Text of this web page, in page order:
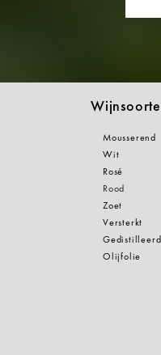
Mousserend
Wit
Rosé
Rood
Zoet
Versterkt
Gedistilleerd
Olijfolie